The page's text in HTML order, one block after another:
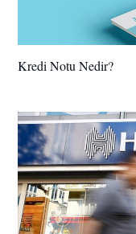
Kredi Notu Nedir?